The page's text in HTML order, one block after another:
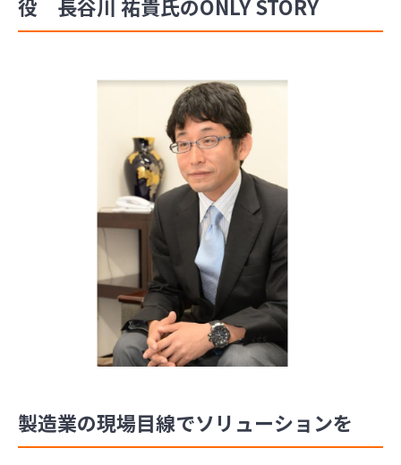
役 長谷川 祐貴氏のONLY STORY
製造業の現場目線でソリューションを